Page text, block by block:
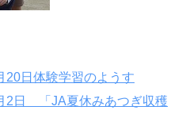
日体験学習のようす
日 「JA夏休みあつぎ収穫